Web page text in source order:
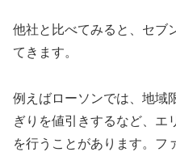
他社と比べてみると、セブ
てきます。
例えばローソンでは、地域
ぎりを値引きするなど、エ
を行うことがあります。フ